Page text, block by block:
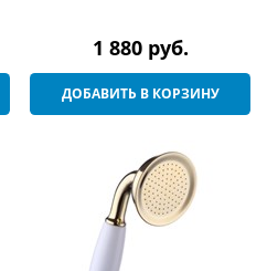
1 880 руб.
ДОБАВИТЬ В КОРЗИНУ